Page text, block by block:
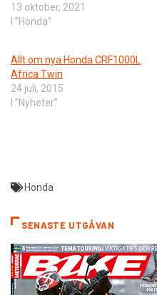
13 oktober, 2021
I ”Honda”
Allt om nya Honda CRF1000L
Africa Twin
24 juli, 2015
I ”Nyheter”
Honda
SENASTE UTGÅVAN